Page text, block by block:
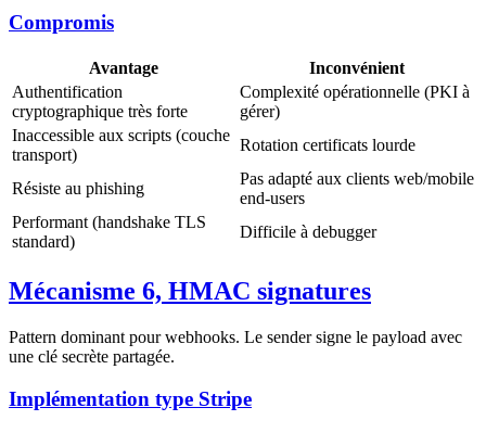
Compromis
Avantage
Inconvénient
Authentification
cryptographique très forte
Complexité opérationnelle (PKI à
gérer)
Inaccessible aux scripts (couche
transport)
Rotation certificats lourde
Résiste au phishing
Pas adapté aux clients web/mobile
end-users
Performant (handshake TLS
standard)
Difficile à debugger
Mécanisme 6, HMAC signatures
Pattern dominant pour webhooks. Le sender signe le payload avec
une clé secrète partagée.
Implémentation type Stripe